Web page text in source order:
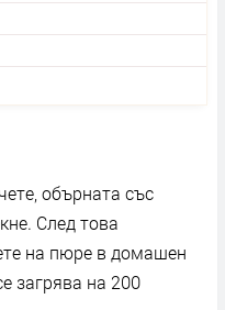
обърната със
След това
на пюре в домашен
загрява на 200